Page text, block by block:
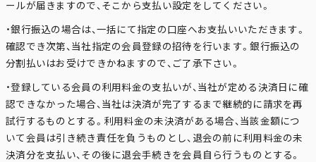
ールが届きますので、そこから支払い設定をしてください。
・銀行振込の場合は、一括にて指定の口座へお支払いいただきます。
確認でき次第、当社指定の会員登録の招待を行います。銀行振込の
分割払いはお受けできかねますので、ご了承下さい。
・登録している会員の利用料金の支払いが、当社が定める決済日に確
認できなかった場合、当社は決済が完了するまで継続的に請求を再
試行するものとする。利用料金の未決済がある場合、当該金額につ
いて会員は引き続き責任を負うものとし、退会の前に利用料金の未
決済分を支払い、その後に退会手続きを会員自ら行うものとする。